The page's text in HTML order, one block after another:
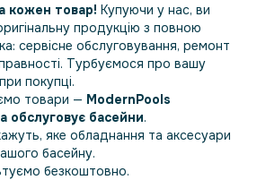
кожен товар! Купуючи у нас, ви
продукцію з повною
сервісне обслуговування, ремонт
Турбуємося про вашу
покупці.
товари — ModernPools
обслуговує басейни.
яке обладнання та аксесуари
басейну.
безкоштовно.